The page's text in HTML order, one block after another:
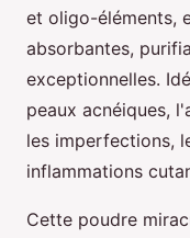
et oligo-éléments,
absorbantes,
exceptionnelles.
peaux acnéiques,
les imperfections,
inflammations
Cette poudre